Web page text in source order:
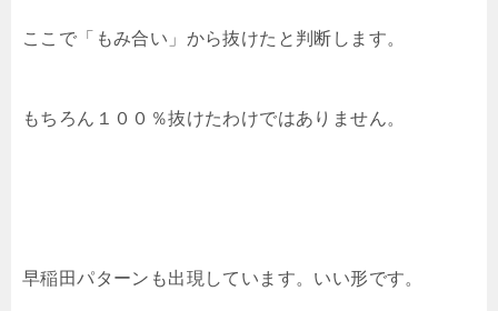
ここで「もみ合い」から抜けたと判断します。
もちろん１００％抜けたわけではありません。
早稲田パターンも出現しています。いい形です。